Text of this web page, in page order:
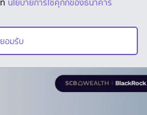
ยอมรับ